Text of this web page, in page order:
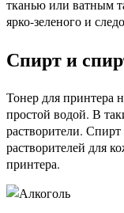
тканью или ватным
ярко-зеленого и
Спирт и
Тонер для принтера
простой водой. В
растворители.
растворителей для
принтера.